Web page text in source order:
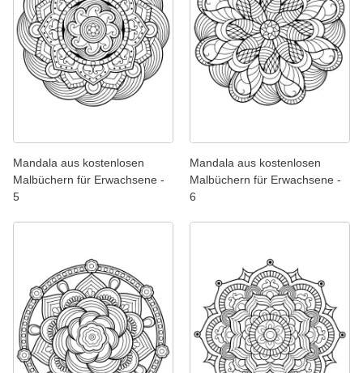
Mandala aus kostenlosen
Malbüchern für Erwachsene -
5
Mandala aus kostenlosen
Malbüchern für Erwachsene -
6